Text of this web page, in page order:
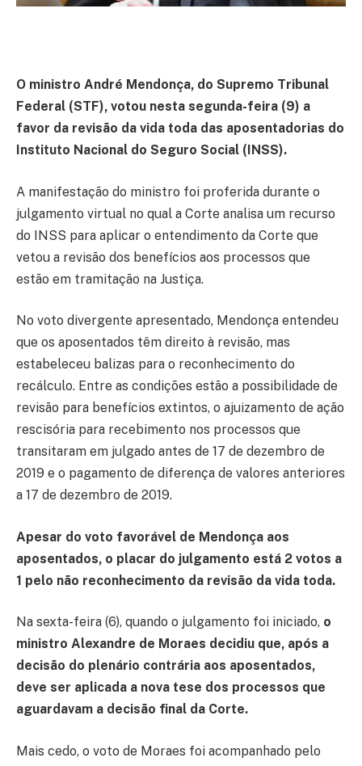
O ministro André Mendonça, do Supremo Tribunal
Federal (STF), votou nesta segunda-feira (9) a
favor da revisão da vida toda das aposentadorias do
Instituto Nacional do Seguro Social (INSS).
A manifestação do ministro foi proferida durante o
julgamento virtual no qual a Corte analisa um recurso
do INSS para aplicar o entendimento da Corte que
vetou a revisão dos benefícios aos processos que
estão em tramitação na Justiça.
No voto divergente apresentado, Mendonça entendeu
que os aposentados têm direito à revisão, mas
estabeleceu balizas para o reconhecimento do
recálculo. Entre as condições estão a possibilidade de
revisão para benefícios extintos, o ajuizamento de ação
rescisória para recebimento nos processos que
transitaram em julgado antes de 17 de dezembro de
2019 e o pagamento de diferença de valores anteriores
a 17 de dezembro de 2019.
Apesar do voto favorável de Mendonça aos
aposentados, o placar do julgamento está 2 votos a
1 pelo não reconhecimento da revisão da vida toda.
Na sexta-feira (6), quando o julgamento foi iniciado, o
ministro Alexandre de Moraes decidiu que, após a
decisão do plenário contrária aos aposentados,
deve ser aplicada a nova tese dos processos que
aguardavam a decisão final da Corte.
Mais cedo, o voto de Moraes foi acompanhado pelo